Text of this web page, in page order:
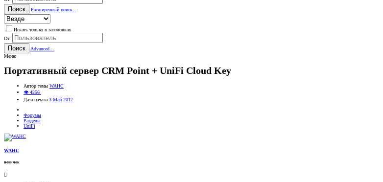
Поиск Расширенный поиск…
Искать только в заголовках
От:
Поиск
Advanced…
Меню
Портативный сервер CRM Point + UniFi Cloud Key
Автор темы WAHC
👁 4256
Дата начала 3 Май 2017
Форумы
Разделы
UniFi
WAHC
новичок